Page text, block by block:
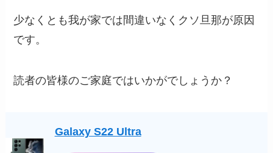
少なくとも我が家では間違いなくクソ旦那が原因
です。
読者の皆様のご家庭ではいかがでしょうか？
Galaxy S22 Ultra